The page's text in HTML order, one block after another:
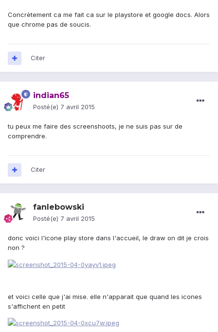
Concrètement ca me fait ca sur le playstore et google docs. Alors
que chrome pas de soucis.
Citer
indian65
Posté(e) 7 avril 2015
tu peux me faire des screenshoots, je ne suis pas sur de
comprendre.
Citer
fanlebowski
Posté(e) 7 avril 2015
donc voici l'icone play store dans l'accueil, le draw on dit je crois
non ?
et voici celle que j'ai mise. elle n'apparait que quand les icones
s'affichent en petit